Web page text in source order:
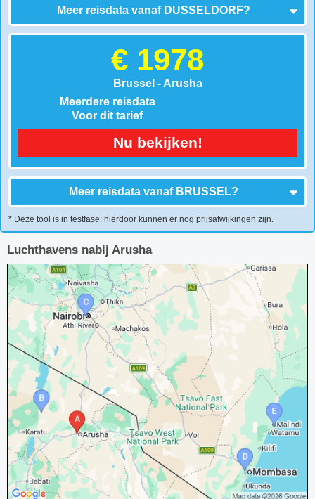
Meer reisdata vanaf DUSSELDORF?
€ 1978
Brussel - Arusha
Meerdere reisdata
Voor dit tarief
Nu bekijken!
Meer reisdata vanaf BRUSSEL?
* Deze tool is in testfase: hierdoor kunnen er nog prijsafwijkingen zijn.
Luchthavens nabij Arusha